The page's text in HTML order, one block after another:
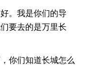
。我是你们的导
要去的是万里长
你们知道长城怎么